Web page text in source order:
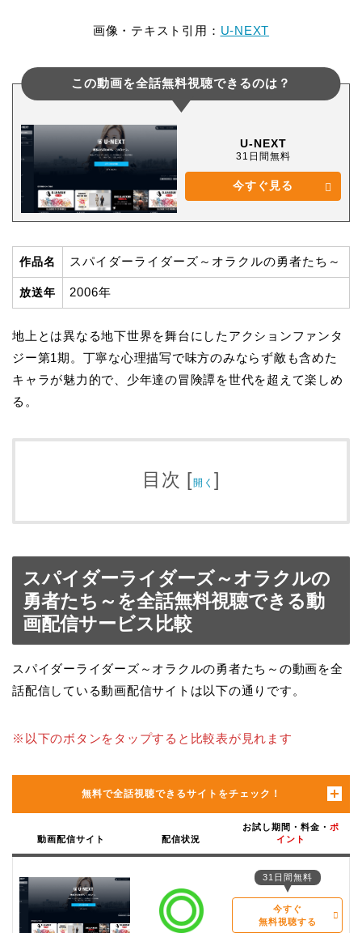
画像・テキスト引用： U-NEXT
この動画を全話無料視聴できるのは？
U-NEXT
31日間無料
今すぐ見る
作品名 スパイダーライダーズ～オラクルの勇者たち～
放送年 2006年
地上とは異なる地下世界を舞台にしたアクションファンタ
ジー第1期。丁寧な心理描写で味方のみならず敵も含めた
キャラが魅力的で、少年達の冒険譚を世代を超えて楽しめ
る。
目次 [開く ]
スパイダーライダーズ～オラクルの
勇者たち～を全話無料視聴できる動
画配信サービス比較
スパイダーライダーズ～オラクルの勇者たち～の動画を全
話配信している動画配信サイトは以下の通りです。
※以下のボタンをタップすると比較表が見れます
無料で全話視聴できるサイトをチェック！
動画配信サイト 配信状況
お試し期間・料金・ ポ
イント
31日間無料
今すぐ
無料視聴する